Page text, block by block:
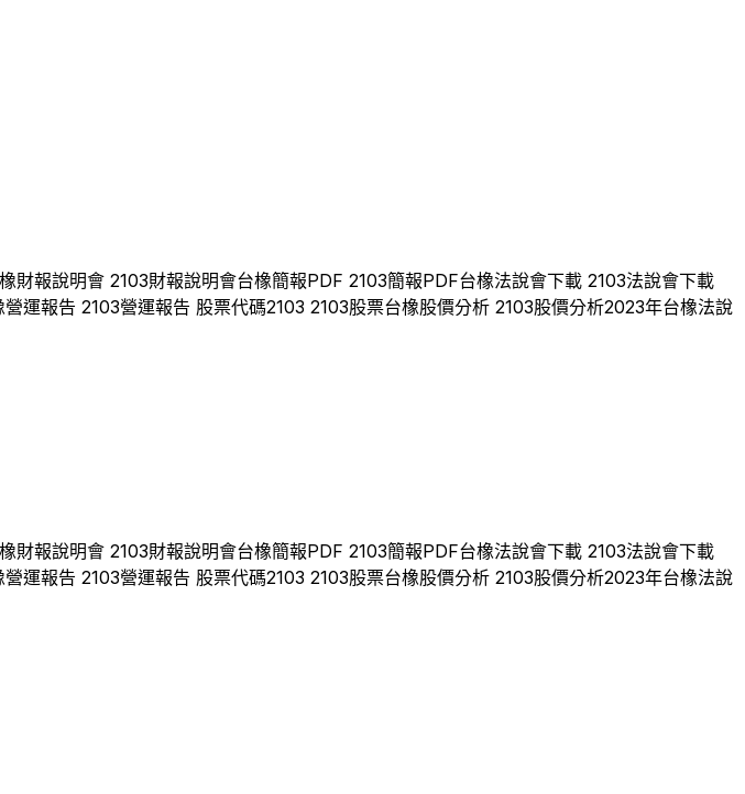
財報說明會 2103財報說明會台橡簡報PDF 2103簡報PDF台橡法說會下載 2103法說會下載
營運報告 2103營運報告 股票代碼2103 2103股票台橡股價分析 2103股價分析2023年台橡法說
財報說明會 2103財報說明會台橡簡報PDF 2103簡報PDF台橡法說會下載 2103法說會下載
營運報告 2103營運報告 股票代碼2103 2103股票台橡股價分析 2103股價分析2023年台橡法說